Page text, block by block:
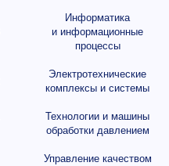
Информатика
и информационные
процессы
Электротехнические
комплексы и системы
Технологии и машины
обработки давлением
Управление качеством